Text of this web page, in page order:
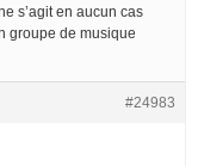
s’agit en aucun cas
groupe de musique
#24983